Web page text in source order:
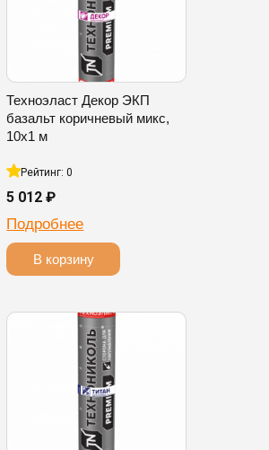
Техноэласт Декор ЭКП
базальт коричневый микс,
10х1 м
Рейтинг: 0
5 012 ₽
Подробнее
В корзину